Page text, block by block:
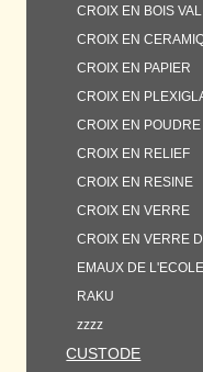
CROIX EN BOIS
CROIX EN
CROIX EN PAPIER
CROIX EN
CROIX EN
CROIX EN RELIEF
CROIX EN RESINE
CROIX EN VERRE
CROIX EN VERRE
EMAUX DE
RAKU
zzzz
CUSTODE